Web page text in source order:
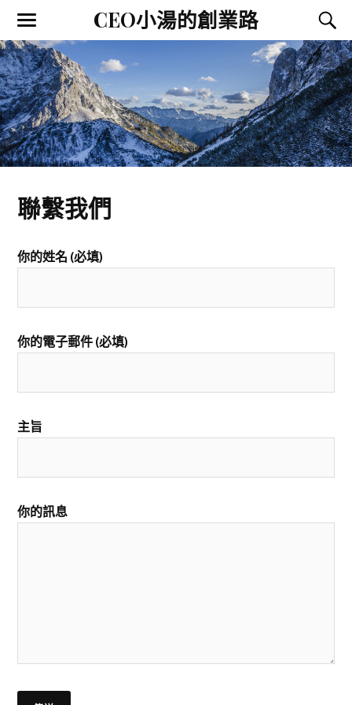
CEO小湯的創業路
聯繫我們
你的姓名 (必填)
你的電子郵件 (必填)
主旨
你的訊息